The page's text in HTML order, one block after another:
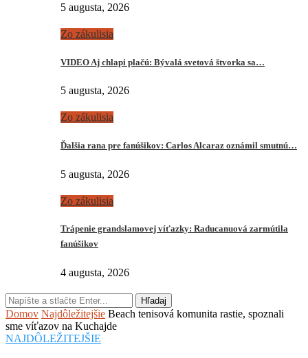
5 augusta, 2026
Zo zákulisia
VIDEO Aj chlapi plačú: Bývalá svetová štvorka sa…
5 augusta, 2026
Zo zákulisia
Ďalšia rana pre fanúšikov: Carlos Alcaraz oznámil smutnú…
5 augusta, 2026
Zo zákulisia
Trápenie grandslamovej víťazky: Raducanuová zarmútila
fanúšikov
4 augusta, 2026
Hľadaj
Domov Najdôležitejšie Beach tenisová komunita rastie, spoznali
sme víťazov na Kuchajde
NAJDÔLEŽITEJŠIE